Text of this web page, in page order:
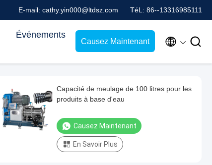
E-mail: cathy.yin000@ltdsz.com TéL: 86--13316985111
Événements
Causez Maintenant  
Capacité de meulage de 100 litres pour les
produits à base d'eau
Causez Maintenant
En Savoir Plus